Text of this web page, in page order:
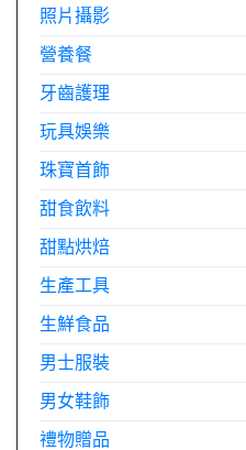
照片攝影
營養餐
牙齒護理
玩具娛樂
珠寶首飾
甜食飲料
甜點烘焙
生產工具
生鮮食品
男士服裝
男女鞋飾
禮物贈品